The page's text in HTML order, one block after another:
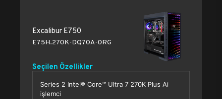
Excalibur E750
E75H.270K-DQ70A-0RG
Seçilen Özellikler
Series 2 Intel® Core™ Ultra 7 270K Plus Ai
işlemci